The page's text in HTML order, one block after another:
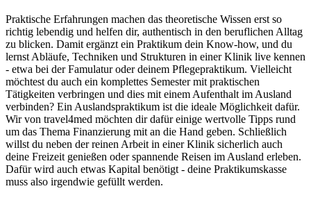
Praktische Erfahrungen machen das theoretische Wissen erst so
richtig lebendig und helfen dir, authentisch in den beruflichen Alltag
zu blicken. Damit ergänzt ein Praktikum dein Know-how, und du
lernst Abläufe, Techniken und Strukturen in einer Klinik live kennen
- etwa bei der Famulatur oder deinem Pflegepraktikum. Vielleicht
möchtest du auch ein komplettes Semester mit praktischen
Tätigkeiten verbringen und dies mit einem Aufenthalt im Ausland
verbinden? Ein Auslandspraktikum ist die ideale Möglichkeit dafür.
Wir von travel4med möchten dir dafür einige wertvolle Tipps rund
um das Thema Finanzierung mit an die Hand geben. Schließlich
willst du neben der reinen Arbeit in einer Klinik sicherlich auch
deine Freizeit genießen oder spannende Reisen im Ausland erleben.
Dafür wird auch etwas Kapital benötigt - deine Praktikumskasse
muss also irgendwie gefüllt werden.